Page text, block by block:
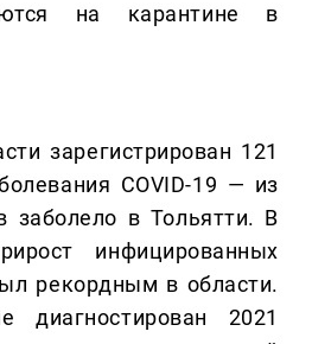
на карантине в
зарегистрирован 121
COVID-19 — из
заболело в Тольятти. В
инфицированных
рекордным в области.
диагностирован 2021